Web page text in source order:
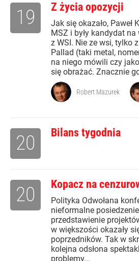
Z życia opozycji
Jak się okazało, Paweł
MSZ i były kandydat na
z WSI. Nie ze wsi, tylko
Pallad (taki metal,
na niego mówili czy
się obrażać. Znacznie
19
Robert Mazurek
Bilans tygodnia
20
Kopacz na
Polityka Odwołana
nieformalne
przedstawienie
w większości okazały
poprzedników. Tak w
kolejna odsłona
problemy...
20